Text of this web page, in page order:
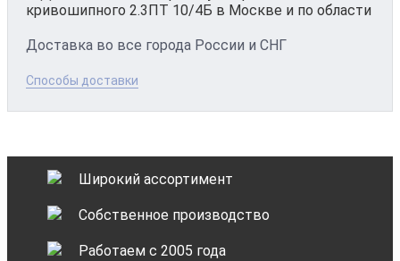
Доставка во все города России и СНГ
Способы доставки
Широкий ассортимент
Собственное производство
Работаем с 2005 года